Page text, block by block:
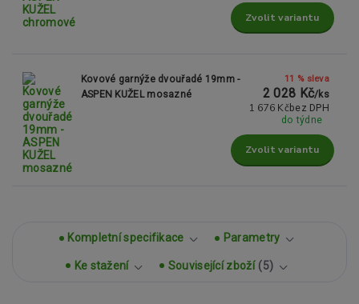
Zvolit variantu
Kovové garnýže dvouřadé 19mm -
ASPEN KUŽEL mosazné
11 % sleva
2 028 Kč/ks
1 676 Kč bez DPH
do týdne
Zvolit variantu
Kompletní specifikace Parametry
Ke stažení Související zboží 5